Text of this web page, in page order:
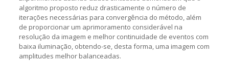
algoritmo proposto reduz drasticamente o número de
iterações necessárias para convergência do método, além
de proporcionar um aprimoramento considerável na
resolução da imagem e melhor continuidade de eventos com
baixa iluminação, obtendo-se, desta forma, uma imagem com
amplitudes melhor balanceadas.